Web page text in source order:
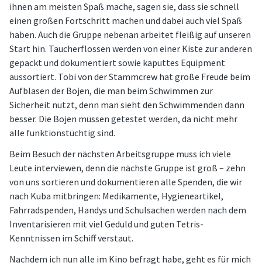
ihnen am meisten Spaß mache, sagen sie, dass sie schnell
einen großen Fortschritt machen und dabei auch viel Spaß
haben. Auch die Gruppe nebenan arbeitet fleißig auf unseren
Start hin. Taucherflossen werden von einer Kiste zur anderen
gepackt und dokumentiert sowie kaputtes Equipment
aussortiert. Tobi von der Stammcrew hat große Freude beim
Aufblasen der Bojen, die man beim Schwimmen zur
Sicherheit nutzt, denn man sieht den Schwimmenden dann
besser. Die Bojen müssen getestet werden, da nicht mehr
alle funktionstüchtig sind.
Beim Besuch der nächsten Arbeitsgruppe muss ich viele
Leute interviewen, denn die nächste Gruppe ist groß – zehn
von uns sortieren und dokumentieren alle Spenden, die wir
nach Kuba mitbringen: Medikamente, Hygieneartikel,
Fahrradspenden, Handys und Schulsachen werden nach dem
Inventarisieren mit viel Geduld und guten Tetris-
Kenntnissen im Schiff verstaut.
Nachdem ich nun alle im Kino befragt habe, geht es für mich